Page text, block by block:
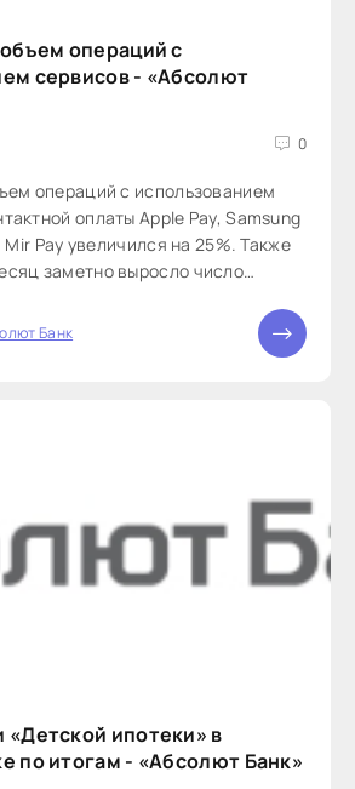
операций с
сервисов - «Абсолют
0
операций с использованием
оплаты Apple Pay, Samsung
Mir Pay увеличился на 25%. Также
заметно выросло число
услуг, которые подключили pay-
Банк
ипотеки» в
по итогам - «Абсолют Банк»